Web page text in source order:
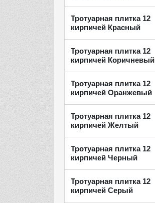
Тротуарная плитка 12
кирпичей Красный
Тротуарная плитка 12
кирпичей Коричневый
Тротуарная плитка 12
кирпичей Оранжевый
Тротуарная плитка 12
кирпичей Желтый
Тротуарная плитка 12
кирпичей Черный
Тротуарная плитка 12
кирпичей Серый